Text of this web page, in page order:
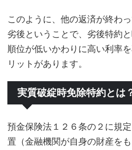
このように、他の返済が終わ
劣後ということで、劣後特約
順位が低いかわりに高い利率
リットがあります。
実質破綻時免除特約とは
預金保険法１２６条の２に規
置（金融機関が自身の財産を